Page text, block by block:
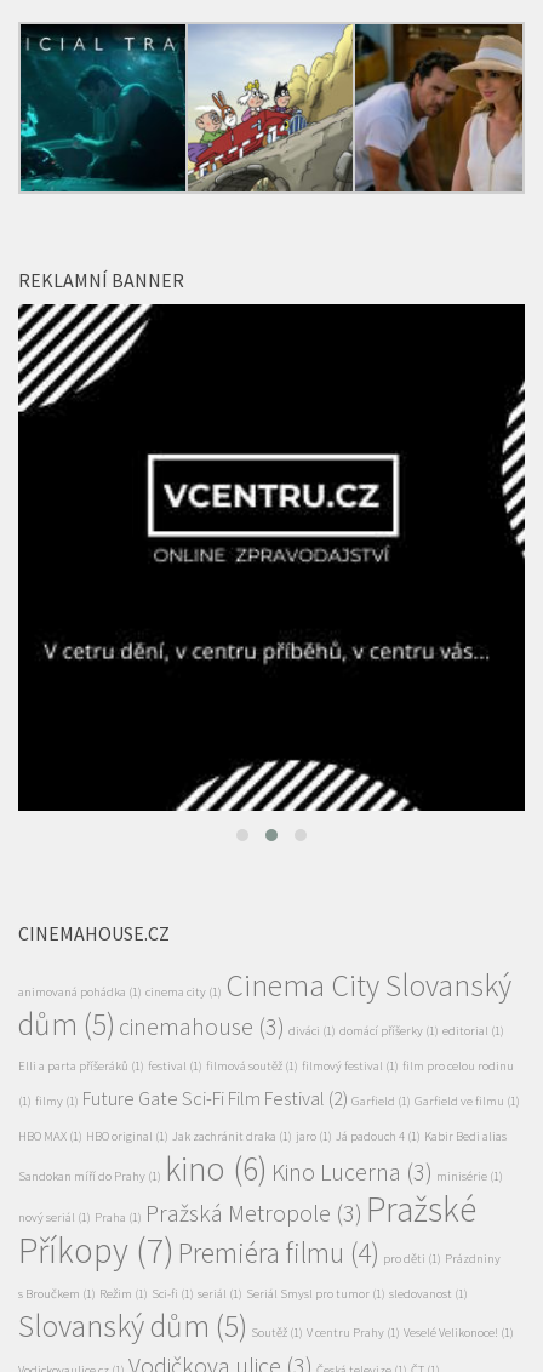
REKLAMNÍ BANNER
CINEMAHOUSE.CZ
animovaná pohádka (1) cinema city (1) Cinema City Slovanský
dům (5) cinemahouse (3) diváci (1) domácí příšerky (1) editorial (1)
Elli a parta příšeráků (1) festival (1) filmová soutěž (1) filmový festival (1) film pro celou rodinu
(1) filmy (1) Future Gate Sci-Fi Film Festival (2) Garfield (1) Garfield ve filmu (1)
HBO MAX (1) HBO original (1) Jak zachránit draka (1) jaro (1) Já padouch 4 (1) Kabir Bedi alias
Sandokan míří do Prahy (1) kino (6) Kino Lucerna (3) minisérie (1)
nový seriál (1) Praha (1) Pražská Metropole (3) Pražské
Příkopy (7) Premiéra filmu (4) pro děti (1) Prázdniny
s Broučkem (1) Režim (1) Sci-fi (1) seriál (1) Seriál Smysl pro tumor (1) sledovanost (1)
Slovanský dům (5) Soutěž (1) V centru Prahy (1) Veselé Velikonoce! (1)
Vodičkova ulice (3)